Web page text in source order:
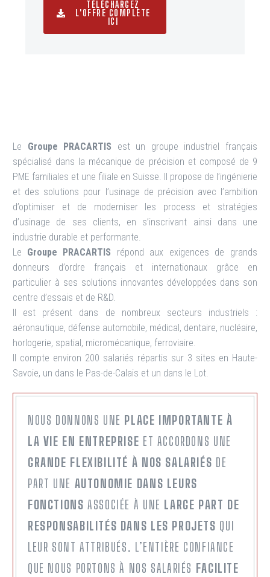
TÉLÉCHARGEZ
L'OFFRE COMPLÈTE
ICI
Le Groupe PRACARTIS est un groupe industriel français
spécialisé dans la mécanique de précision et composé de 9
PME familiales et une filiale en Suisse. Il propose de l’ingénierie
et des solutions pour l’usinage de précision avec l’ambition
d’optimiser et de moderniser les process et stratégies
d’usinage de ses clients, en s’inscrivant ainsi dans une
industrie durable et performante.
Le Groupe PRACARTIS répond aux exigences de grands
donneurs d’ordre français et internationaux grâce en
particulier à ses solutions innovantes développées dans son
centre d’essais et de R&D.
Il est présent dans de nombreux secteurs industriels :
aéronautique, défense automobile, médical, dentaire, nucléaire,
horlogerie, spatial, micromécanique, ferroviaire.
Il compte environ 200 salariés répartis sur 3 sites en Haute-
Savoie, un dans le Pas-de-Calais et un dans le Lot.
NOUS DONNONS UNE PLACE IMPORTANTE À
LA VIE EN ENTREPRISE ET ACCORDONS UNE
GRANDE FLEXIBILITÉ À NOS SALARIÉS DE
PART UNE AUTONOMIE DANS LEURS
FONCTIONS ASSOCIÉE À UNE LARGE PART DE
RESPONSABILITÉS DANS LES PROJETS QUI
LEUR SONT ATTRIBUÉS. L’ENTIÈRE CONFIANCE
QUE NOUS PORTONS À NOS SALARIÉS FACILITE